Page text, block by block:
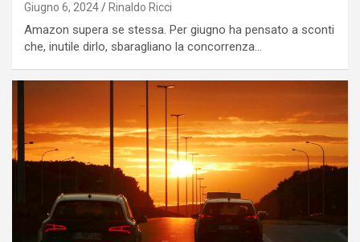
Giugno 6, 2024 Rinaldo Ricci
Amazon supera se stessa. Per giugno ha pensato a sconti
che, inutile dirlo, sbaragliano la concorrenza…